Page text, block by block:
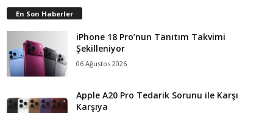
En Son Haberler
iPhone 18 Pro’nun Tanıtım Takvimi
Şekilleniyor
06 Ağustos 2026
Apple A20 Pro Tedarik Sorunu ile Karşı
Karşıya